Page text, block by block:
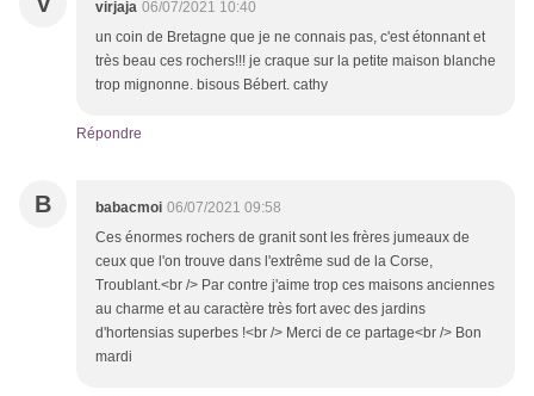
virjaja 06/07/2021 10:40
un coin de Bretagne que je ne connais pas, c'est étonnant et
très beau ces rochers!!! je craque sur la petite maison blanche
trop mignonne. bisous Bébert. cathy
Répondre
B babacmoi 06/07/2021 09:58
Ces énormes rochers de granit sont les frères jumeaux de
ceux que l'on trouve dans l'extrême sud de la Corse,
Troublant.<br /> Par contre j'aime trop ces maisons anciennes
au charme et au caractère très fort avec des jardins
d'hortensias superbes !<br /> Merci de ce partage<br /> Bon
mardi